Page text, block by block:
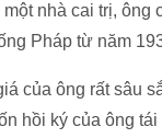
nhà cai trị, ông
Pháp từ năm
của ông rất sâu
hồi ký của ông